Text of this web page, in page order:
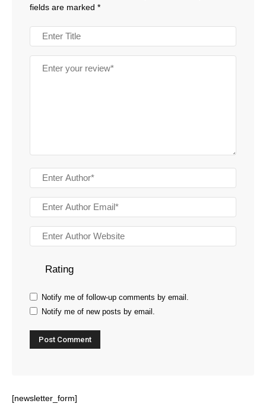
fields are marked *
Rating
Notify me of follow-up comments by email.
Notify me of new posts by email.
[newsletter_form]